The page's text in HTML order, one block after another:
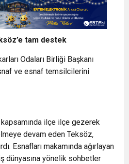
tam destek
Odaları Birliği Başkanı
ve esnaf temsilcilerini
ilçe ilçe gezerek
devam eden Teksöz,
Esnafları makamında ağırlayan
dünyasına yönelik sohbetler